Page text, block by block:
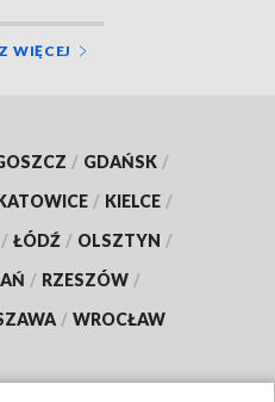
WIĘCEJ
/ GDAŃSK /
/ KIELCE /
/ ŁÓDŹ / OLSZTYN /
/ RZESZÓW /
/ WROCŁAW